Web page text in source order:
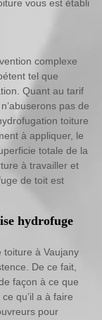
vous est établi
complexe
tel que
Quant au tarif
pas de
toiture
à appliquer, le
totale de la
à travailler et
de toit est
hydrofuge
toiture à Vaujany
De ce fait,
façon à ce que
qu’il a à faire
pour